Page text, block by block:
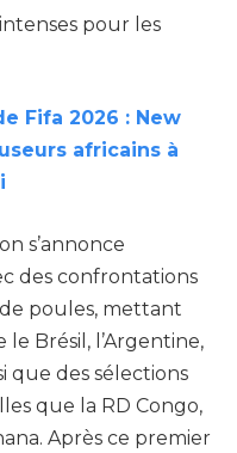
pour les
Fifa 2026 : New
africains à
s’annonce
des confrontations
poules, mettant
Brésil, l’Argentine,
que des sélections
que la RD Congo,
Après ce premier